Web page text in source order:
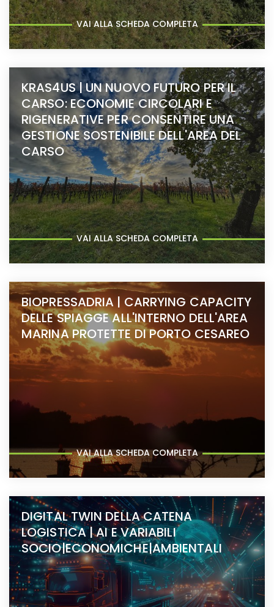
VAI ALLA SCHEDA COMPLETA
KRAS4US | UN NUOVO FUTURO PER IL
CARSO: ECONOMIE CIRCOLARI E
RIGENERATIVE PER CONSENTIRE UNA
GESTIONE SOSTENIBILE DELL'AREA DEL
CARSO
VAI ALLA SCHEDA COMPLETA
BIOPRESSADRIA | CARRYING CAPACITY
DELLE SPIAGGE ALL'INTERNO DELL'AREA
MARINA PROTETTE DI PORTO CESAREO
VAI ALLA SCHEDA COMPLETA
DIGITAL TWIN DELLA CATENA
LOGISTICA | AI E VARIABILI
SOCIO|ECONOMICHE|AMBIENTALI